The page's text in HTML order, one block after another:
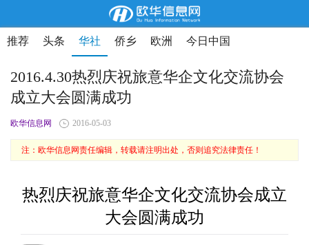
推荐 头条 华社 侨乡 欧洲 今日中国
2016.4.30热烈庆祝旅意华企文化交流协会
成立大会圆满成功
欧华信息网 2016-05-03
注：欧华信息网责任编辑，转载请注明出处，否则追究法律责任！
热烈庆祝旅意华企文化交流协会成立
大会圆满成功